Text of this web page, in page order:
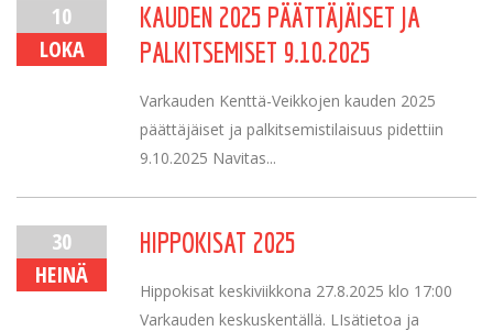
10
LOKA
KAUDEN 2025 PÄÄTTÄJÄISET JA
PALKITSEMISET 9.10.2025
Varkauden Kenttä-Veikkojen kauden 2025
päättäjäiset ja palkitsemistilaisuus pidettiin
9.10.2025 Navitas...
30
HEINÄ
HIPPOKISAT 2025
Hippokisat keskiviikkona 27.8.2025 klo 17:00
Varkauden keskuskentällä. LIsätietoa ja